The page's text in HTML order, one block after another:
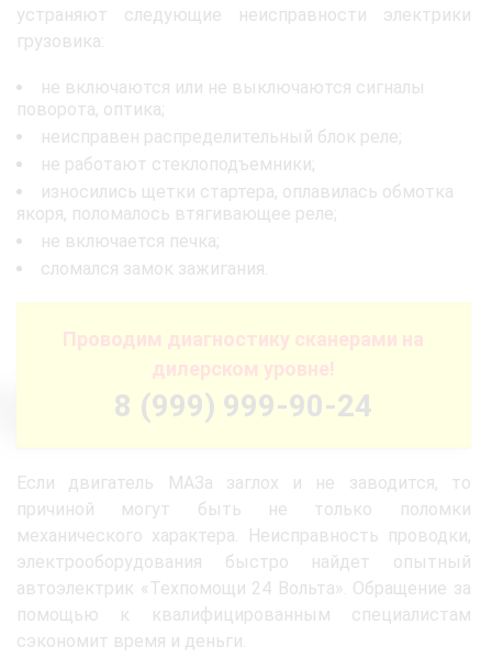
устраняют следующие неисправности электрики
грузовика:
не включаются или не выключаются сигналы
поворота, оптика;
неисправен распределительный блок реле;
не работают стеклоподъемники;
износились щетки стартера, оплавилась обмотка
якоря, поломалось втягивающее реле;
не включается печка;
сломался замок зажигания.
Проводим диагностику сканерами на
дилерском уровне!
8 (999) 999-90-24
Если двигатель МАЗа заглох и не заводится, то
причиной могут быть не только поломки
механического характера. Неисправность проводки,
электрооборудования быстро найдет опытный
автоэлектрик «Техпомощи 24 Вольта». Обращение за
помощью к квалифицированным специалистам
сэкономит время и деньги.